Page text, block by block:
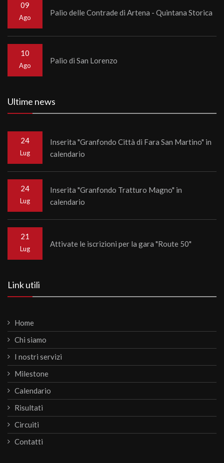
09
Ago
Palio delle Contrade di Artena - Quintana Storica
10
Ago
Palio di San Lorenzo
Ultime news
24
Lug
Inserita "Granfondo Città di Fara San Martino" in
calendario
24
Lug
Inserita "Granfondo Tratturo Magno" in
calendario
21
Lug
Attivate le iscrizioni per la gara "Route 50"
Link utili
Home
Chi siamo
I nostri servizi
Milestone
Calendario
Risultati
Circuiti
Contatti